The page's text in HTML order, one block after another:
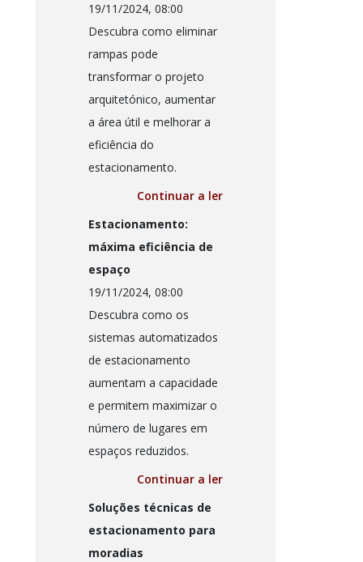
19/11/2024, 08:00
Descubra como eliminar
rampas pode
transformar o projeto
arquitetónico, aumentar
a área útil e melhorar a
eficiência do
estacionamento.
Continuar a ler
Estacionamento:
máxima eficiência de
espaço
19/11/2024, 08:00
Descubra como os
sistemas automatizados
de estacionamento
aumentam a capacidade
e permitem maximizar o
número de lugares em
espaços reduzidos.
Continuar a ler
Soluções técnicas de
estacionamento para
moradias